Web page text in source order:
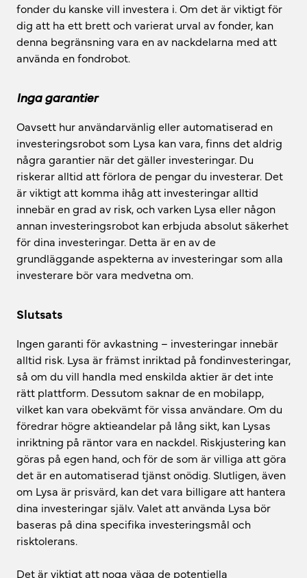
fonder du kanske vill investera i. Om det är viktigt för
dig att ha ett brett och varierat urval av fonder, kan
denna begränsning vara en av nackdelarna med att
använda en fondrobot.
Inga garantier
Oavsett hur användarvänlig eller automatiserad en
investeringsrobot som Lysa kan vara, finns det aldrig
några garantier när det gäller investeringar. Du
riskerar alltid att förlora de pengar du investerar. Det
är viktigt att komma ihåg att investeringar alltid
innebär en grad av risk, och varken Lysa eller någon
annan investeringsrobot kan erbjuda absolut säkerhet
för dina investeringar. Detta är en av de
grundläggande aspekterna av investeringar som alla
investerare bör vara medvetna om.
Slutsats
Ingen garanti för avkastning – investeringar innebär
alltid risk. Lysa är främst inriktad på fondinvesteringar,
så om du vill handla med enskilda aktier är det inte
rätt plattform. Dessutom saknar de en mobilapp,
vilket kan vara obekvämt för vissa användare. Om du
föredrar högre aktieandelar på lång sikt, kan Lysas
inriktning på räntor vara en nackdel. Riskjustering kan
göras på egen hand, och för de som är villiga att göra
det är en automatiserad tjänst onödig. Slutligen, även
om Lysa är prisvärd, kan det vara billigare att hantera
dina investeringar själv. Valet att använda Lysa bör
baseras på dina specifika investeringsmål och
risktolerans.
Det är viktigt att noga väga de potentiella